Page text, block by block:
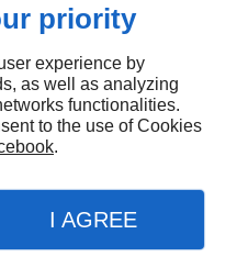
nous
site
CONTACT
priority
experience by
as well as analyzing
functionalities.
to the use of Cookies
.
I AGREE